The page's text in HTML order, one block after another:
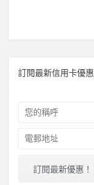
訂閱最新信用卡優惠